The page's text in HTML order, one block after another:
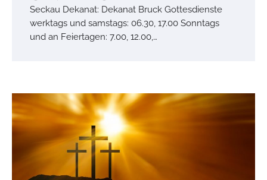
Seckau Dekanat: Dekanat Bruck Gottesdienste
werktags und samstags: 06.30, 17.00 Sonntags
und an Feiertagen: 7.00, 12.00,…